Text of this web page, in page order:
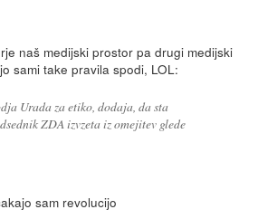
naš medijski prostor pa drugi medijski
sami take pravila spodi, LOL:
Urada za etiko, dodaja, da sta
ZDA izvzeta iz omejitev glede
sam revolucijo